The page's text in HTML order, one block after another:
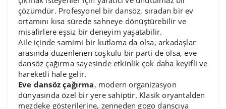
çözümdür. Profesyonel bir dansöz, sıradan bir ev
ortamını kısa sürede sahneye dönüştürebilir ve
misafirlere eşsiz bir deneyim yaşatabilir.
Aile içinde samimi bir kutlama da olsa, arkadaşlar
arasında düzenlenen coşkulu bir parti de olsa, eve
dansöz çağırma sayesinde etkinlik çok daha keyifli ve
hareketli hale gelir.
Eve dansöz çağırma, modern organizasyon
dünyasında özel bir yere sahiptir. Klasik oryantalden
mezdeke gösterilerine, zenneden gogo dansçıya